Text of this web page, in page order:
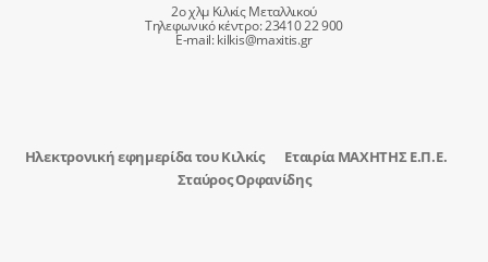
2ο χλμ Κιλκίς Μεταλλικού
Τηλεφωνικό κέντρο: 23410 22 900
E-mail:kilkis@maxitis.gr
Ηλεκτρονική εφημερίδα του Κιλκίς
Εταιρία ΜΑΧΗΤΗΣ Ε.Π.Ε.
Σταύρος Ορφανίδης